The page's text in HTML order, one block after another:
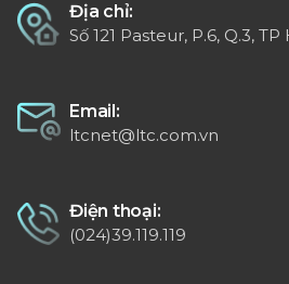
Địa chỉ:
Số 121 Pasteur, P.6, Q.3,
Email:
ltcnet@ltc.com.vn
Điện thoại:
(024)39.119.119